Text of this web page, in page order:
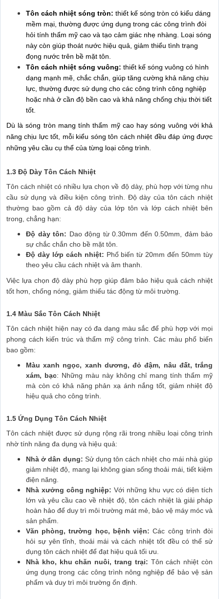
Tôn cách nhiệt sóng tròn: thiết kế sóng tròn có kiểu dáng
mềm mại, thường được ứng dụng trong các công trình đòi
hỏi tính thẩm mỹ cao và tạo cảm giác nhẹ nhàng. Loại sóng
này còn giúp thoát nước hiệu quả, giảm thiểu tình trạng
đọng nước trên bề mặt tôn.
Tôn cách nhiệt sóng vuông: thiết kế sóng vuông có hình
dạng mạnh mẽ, chắc chắn, giúp tăng cường khả năng chịu
lực, thường được sử dụng cho các công trình công nghiệp
hoặc nhà ở cần độ bền cao và khả năng chống chịu thời tiết
tốt.
Dù là sóng tròn mang tính thẩm mỹ cao hay sóng vuông với khả
năng chịu lực tốt, mỗi kiểu sóng tôn cách nhiệt đều đáp ứng được
những yêu cầu cụ thể của từng loại công trình.
1.3 Độ Dày Tôn Cách Nhiệt
Tôn cách nhiệt có nhiều lựa chọn về độ dày, phù hợp với từng nhu
cầu sử dụng và điều kiện công trình. Độ dày của tôn cách nhiệt
thường bao gồm cả độ dày của lớp tôn và lớp cách nhiệt bên
trong, chẳng hạn:
Độ dày tôn: Dao động từ 0.30mm đến 0.50mm, đảm bảo
sự chắc chắn cho bề mặt tôn.
Độ dày lớp cách nhiệt: Phổ biến từ 20mm đến 50mm tùy
theo yêu cầu cách nhiệt và âm thanh.
Việc lựa chọn độ dày phù hợp giúp đảm bảo hiệu quả cách nhiệt
tốt hơn, chống nóng, giảm thiểu tác động từ môi trường.
1.4 Màu Sắc Tôn Cách Nhiệt
Tôn cách nhiệt hiện nay có đa dạng màu sắc để phù hợp với mọi
phong cách kiến trúc và thẩm mỹ công trình. Các màu phổ biến
bao gồm:
Màu xanh ngọc, xanh dương, đỏ đậm, nâu đất, trắng
xám, bạc: Những màu này không chỉ mang tính thẩm mỹ
mà còn có khả năng phản xạ ánh nắng tốt, giảm nhiệt độ
hiệu quả cho công trình.
1.5 Ứng Dụng Tôn Cách Nhiệt
Tôn cách nhiệt được sử dụng rộng rãi trong nhiều loại công trình
nhờ tính năng đa dụng và hiệu quả:
Nhà ở dân dụng: Sử dụng tôn cách nhiệt cho mái nhà giúp
giảm nhiệt độ, mang lại không gian sống thoải mái, tiết kiệm
điện năng.
Nhà xưởng công nghiệp: Với những khu vực có diện tích
lớn và yêu cầu cao về nhiệt độ, tôn cách nhiệt là giải pháp
hoàn hảo để duy trì môi trường mát mẻ, bảo vệ máy móc và
sản phẩm.
Văn phòng, trường học, bệnh viện: Các công trình đòi
hỏi sự yên tĩnh, thoải mái và cách nhiệt tốt đều có thể sử
dụng tôn cách nhiệt để đạt hiệu quả tối ưu.
Nhà kho, khu chăn nuôi, trang trại: Tôn cách nhiệt còn
ứng dụng trong các công trình nông nghiệp để bảo vệ sản
phẩm và duy trì môi trường ổn định.